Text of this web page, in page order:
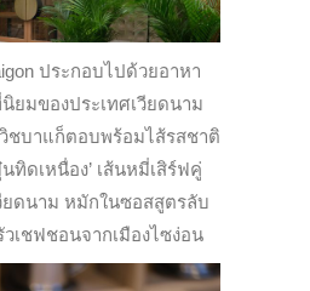
ประกอบไปด้วยอาหา
ยมของประเทศเวียดนาม
วิชบาแก็ตอบพร้อมไส้รสชาติ
ทิดเหนื่อง’ เส้นหมี่เสิร์ฟคู่
ยดนาม หมักในซอสสูตรลับ
เชฟชอนจากเมืองไซง่อน